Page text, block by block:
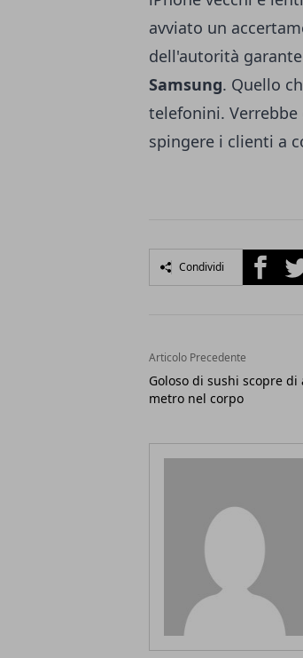
avviato un
dell'autorità
Samsung. Quello
telefonini.
spingere i clienti a
Condividi
Articolo Precedente
Goloso di sushi scopre
metro nel corpo